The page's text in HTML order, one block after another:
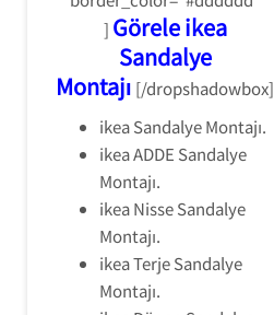
] Görele ikea
Sandalye
Montajı [/dropshadowbox]
ikea Sandalye Montajı.
ikea ADDE Sandalye
Montajı.
ikea Nisse Sandalye
Montajı.
ikea Terje Sandalye
Montajı.